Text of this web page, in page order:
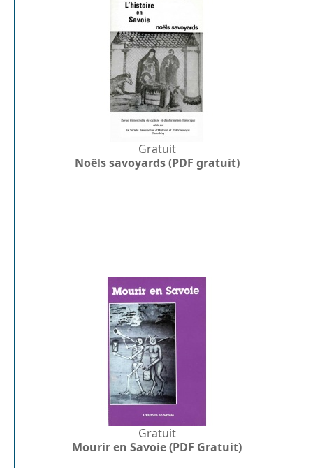
Gratuit
Noëls savoyards (PDF gratuit)
Gratuit
Mourir en Savoie (PDF Gratuit)